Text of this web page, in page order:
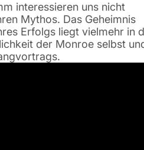
interessieren uns nicht
Mythos. Das Geheimnis
Erfolgs liegt vielmehr in
der Monroe selbst